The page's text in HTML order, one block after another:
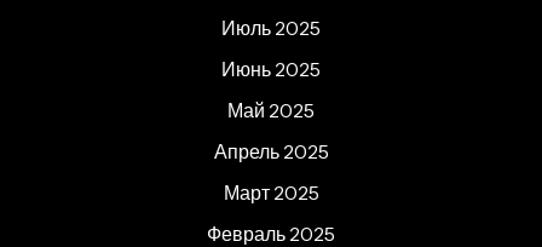
Июль 2025
Июнь 2025
Май 2025
Апрель 2025
Март 2025
Февраль 2025